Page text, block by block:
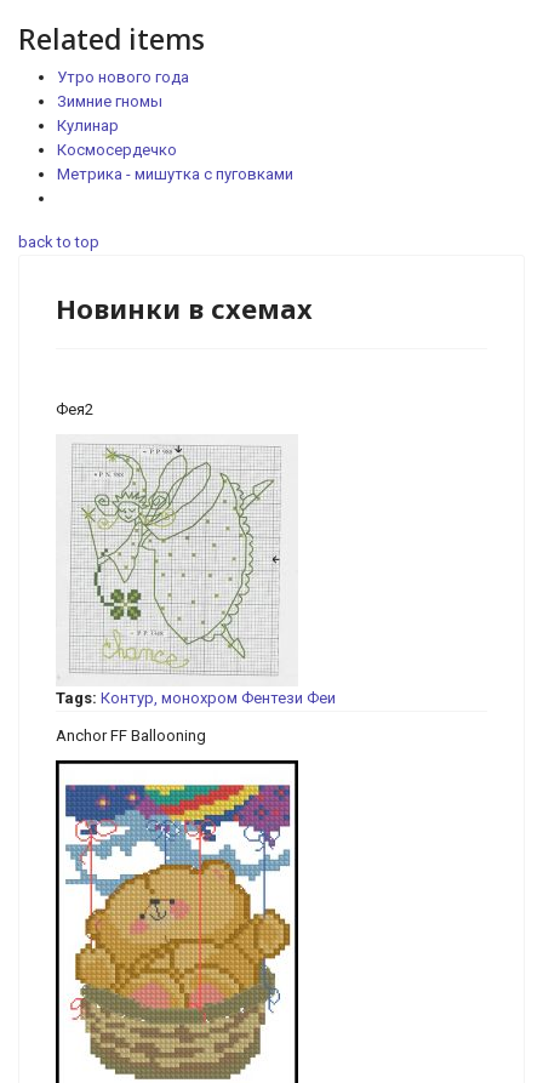
Related items
Утро нового года
Зимние гномы
Кулинар
Космосердечко
Метрика - мишутка с пуговками
back to top
Новинки в схемах
Фея2
Tags: Контур, монохром Фентези Феи
Anchor FF Ballooning